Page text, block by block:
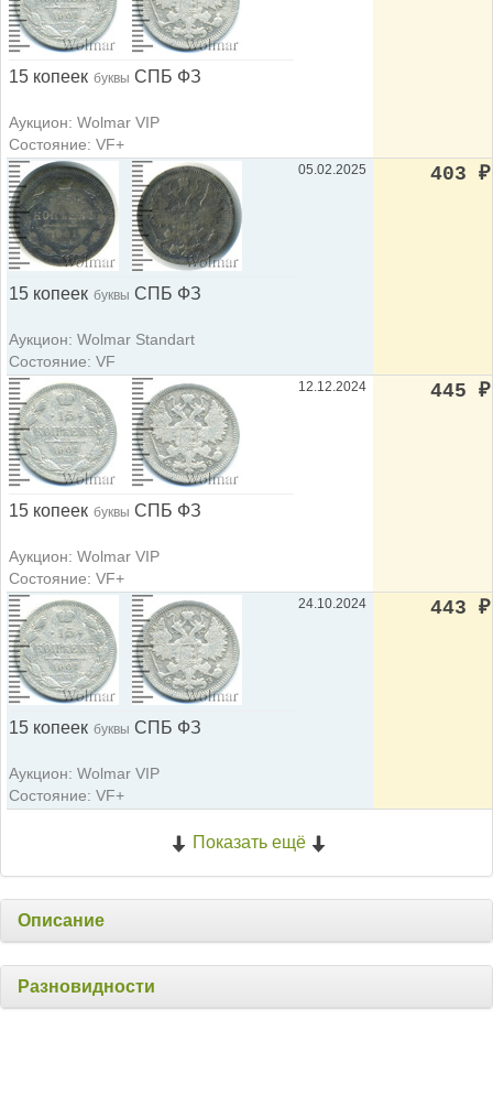
15 копеек буквы СПБ ФЗ
Аукцион: Wolmar VIP
Состояние: VF+
15 копеек буквы СПБ ФЗ
Аукцион: Wolmar Standart
Состояние: VF
05.02.2025 403 ₽
15 копеек буквы СПБ ФЗ
Аукцион: Wolmar VIP
Состояние: VF+
12.12.2024 445 ₽
15 копеек буквы СПБ ФЗ
Аукцион: Wolmar VIP
Состояние: VF+
24.10.2024 443 ₽
Показать ещё
Описание
Разновидности